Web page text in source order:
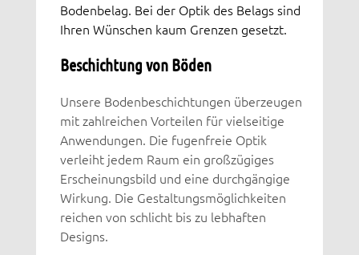
Bodenbelag. Bei der Optik des Belags sind
Ihren Wünschen kaum Grenzen gesetzt.
Beschichtung von Böden
Unsere Bodenbeschichtungen überzeugen
mit zahlreichen Vorteilen für vielseitige
Anwendungen. Die fugenfreie Optik
verleiht jedem Raum ein großzügiges
Erscheinungsbild und eine durchgängige
Wirkung. Die Gestaltungsmöglichkeiten
reichen von schlicht bis zu lebhaften
Designs.